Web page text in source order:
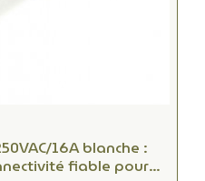
16A blanche :
fiable pour